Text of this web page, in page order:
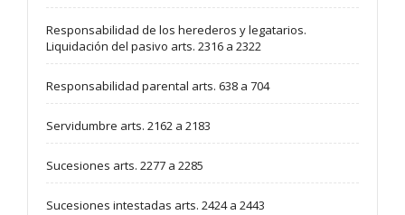
Responsabilidad de los herederos y legatarios.
Liquidación del pasivo arts. 2316 a 2322
Responsabilidad parental arts. 638 a 704
Servidumbre arts. 2162 a 2183
Sucesiones arts. 2277 a 2285
Sucesiones intestadas arts. 2424 a 2443